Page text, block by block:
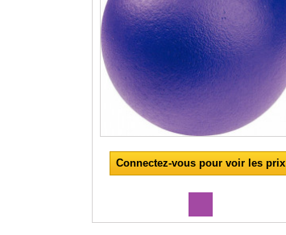
Connectez-vous pour voir les prix